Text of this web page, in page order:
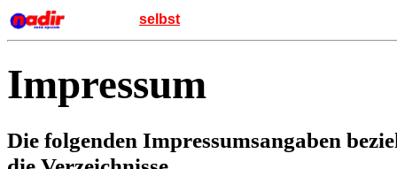
selbst
Impressum
Die folgenden Impressumsangaben